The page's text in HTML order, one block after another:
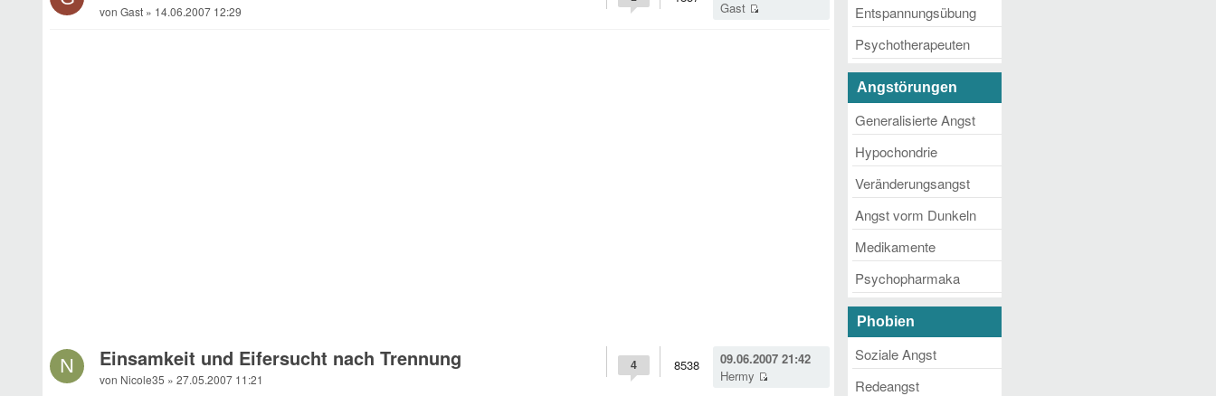
von Gast » 14.06.2007 12:29
Gast
N Einsamkeit und Eifersucht nach Trennung
von Nicole35 » 27.05.2007 11:21
09.06.2007 21:42
Hermy
8538
4
Entspannungsübung
Psychotherapeuten
Angstörungen
Generalisierte Angst
Hypochondrie
Veränderungsangst
Angst vorm Dunkeln
Medikamente
Psychopharmaka
Phobien
Soziale Angst
Redeangst